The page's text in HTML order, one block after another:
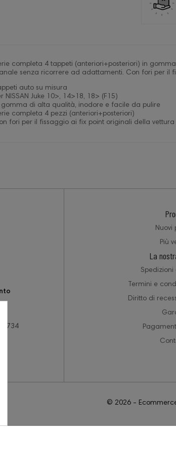
completa 4 tappeti (anteriori+posteriori) in
senza ricorrere ad adattamenti. Con fori per il
auto su misura
NISSAN Juke 10>, 14>18, 18> (F15)
gomma di alta qualità, inodore e facile da pulire
completa 4 pezzi (anteriori+posteriori)
fori per il fissaggio ai fix point originali della vettura
Nuovi
Più
La
Termini e
Diritto di
© 2026 -